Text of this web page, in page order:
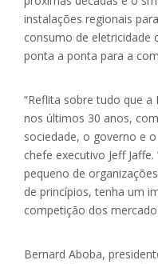
instalações regionais
consumo de eletricidade
ponta a ponta para a
“Reflita sobre tudo que
nos últimos 30 anos,
sociedade, o governo e
chefe executivo Jeff
pequeno de
de princípios, tenha um
competição dos
Bernard Aboba,